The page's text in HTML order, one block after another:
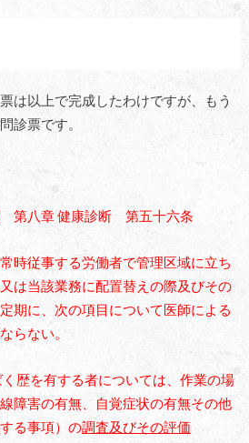
は以上で完成したわけですが、もう
診票です。
第八章 健康診断 第五十六条
時従事する労働者で管理区域に立ち
は当該業務に配置替えの際及びその
期に、次の項目について医師による
らない。
歴を有する者については、作業の場
障害の有無、自覚症状の有無その他
る事項）の調査及びその評価